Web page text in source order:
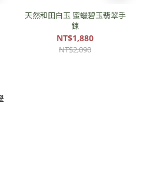
天然和田白玉 蜜蠟碧玉翡翠手
鍊
NT$1,880
NT$2,090